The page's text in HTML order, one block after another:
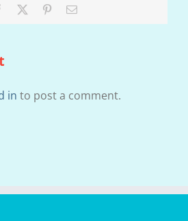
Facebook PinterestEmail:
in to post a comment.